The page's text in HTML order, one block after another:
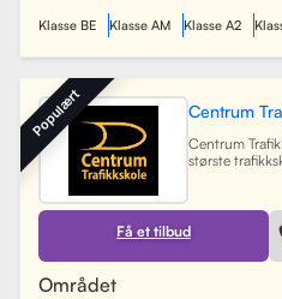
sine
Klasse BE Klasse AM Klasse A2
Centrum
Centrum
største
for førerkort i
team av 30
gir
miljø. Med
Få et tilbud
Området
Populært